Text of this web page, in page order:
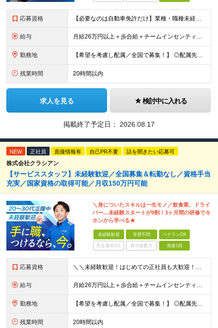
応募資格 【必要なのは自動車免許だけ】業種・職種未経験歓迎／学歴不問／正社員デビューの方、フリーターの方もOK！ ＜応募条件＞ ■普通自動車免許（AT限定可） ＊1人1台、社用車を貸与します。 ＊「運転に自信
給与 月給26万円以上＋歩合給＋チームインセンティブ＋諸手当＋残業代 ※上記は東京のみの月給です。 ┗その他エリアは、月給22万円以上となります。 ※経験・スキルを考慮の上、弊社規程により優遇いたします。
勤務地 【希望を考慮し配属／全国で募集！】 ◎配属先は希望考慮！ ◎転勤なし ★関東 ■東京 板橋区/世⽥⾕区/練⾺区/⾜⽴区/⼤⽥区/江⼾川区/多摩市 ■千葉 千葉市/船橋市/柏市 ■神奈川 横浜市/厚⽊
残業時間 20時間以内
求人を見る 検討中に入れる
掲載終了予定日： 2026.08.17
NEW 正社員 面接情報有 自己PR不要 話を聞きたい応募可
株式会社クラシアン
【サービススタッフ】未経験歓迎／全国募集＆転勤なし／資格手当
充実／国家資格の取得可能／月収150万円可能
＼身についたスキルは一生モノ／飲食業、ドライ
バー…未経験スタートが9割！3ヶ月間の研修でキ
ホンから学べる★
未経験歓迎 学歴不問 ベテランOK
完全週休2日 賞与複数月 面接1回
応募資格 ＼＼未経験歓迎！はじめての正社員も大歓迎！／／ ★業種・職種未経験歓迎 ★学歴不問 ★社会人デビュー・フリーターOK ＜応募条件＞ ■普通自動車免許（AT限定可） ＊1人1台、社用車を貸与します。
給与 月給26万円以上＋歩合給＋チームインセンティブ＋諸手当＋残業代 ※上記は東京のみの月給です。 ┗その他エリアは、月給22万円以上となります。 ※経験・スキルを考慮の上、弊社規程により優遇いたします。
勤務地 【希望を考慮し配属／全国で募集！】 ◎配属先は希望考慮 ◎転勤なし！ ★関東 ■東京 板橋区/世⽥⾕区/練⾺区/⾜⽴区/⼤⽥区/江⼾川区/多摩市 ■千葉 千葉市/船橋市/柏市 ■神奈川 横浜市/厚⽊
残業時間 20時間以内